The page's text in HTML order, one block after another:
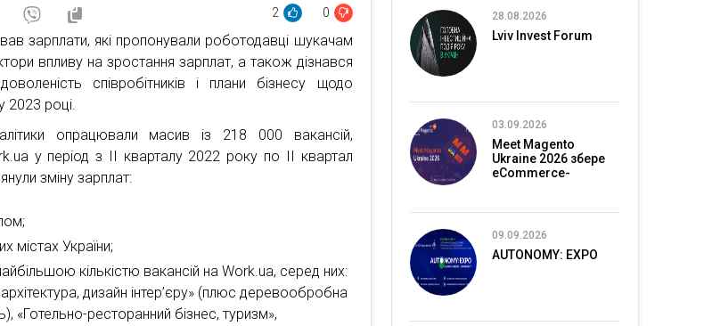
2 0
зарплати, які пропонували роботодавці шукачам
впливу на зростання зарплат, а також дізнався
співробітників і плани бізнесу щодо
2023 році.
опрацювали масив із 218 000 вакансій,
у період з ІІ кварталу 2022 року по ІІ квартал
зміну зарплат:
містах України;
кількістю вакансій на Work.ua, серед них:
дизайн інтер’єру» (плюс деревообробна
«Готельно-ресторанний бізнес, туризм»,
28.08.2026
Lviv Invest Forum
03.09.2026
Meet Magento
Ukraine 2026 збере
eCommerce-
09.09.2026
AUTONOMY: EXPO